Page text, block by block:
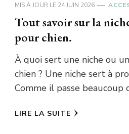
MIS À JOUR LE 24 JUIN 2026
Tout savoir sur la
pour chien.
À quoi sert une niche ou
chien ? Une niche sert à
Comme il passe beaucoup
LIRE LA SUITE